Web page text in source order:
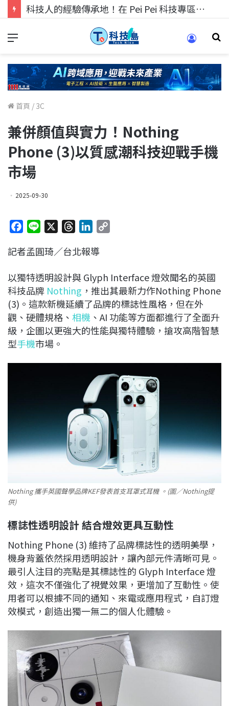
科技人找工作，就到TECH+ 科技專區!
首頁 / 3C
兼併顏值與實力！Nothing
Phone (3)以質感潮科技迎戰手機
市場
2025-09-30
c
b
o
o
k
n
r
a
d
s
n
e
d
I
n
L
i
n
k
記者孟圓琦／台北報導
以獨特透明設計與 Glyph Interface 燈效聞名的英國
科技品牌 Nothing ，推出其最新力作Nothing Phone
(3)。這款新機延續了品牌的標誌性風格，但在外
觀、硬體規格、 相機 、AI 功能等方面都進行了全面升
級，企圖以更強大的性能與獨特體驗，搶攻高階智慧
型手機市場。
Nothing 攜手英國聲學品牌KEF發表首支耳罩式耳機 。(圖／Nothing提
供)
標誌性透明設計 結合燈效更具互動性
Nothing Phone (3) 維持了品牌標誌性的透明美學，
機身背蓋依然採用透明設計，讓內部元件清晰可見。
最引人注目的亮點是其標誌性的 Glyph Interface 燈
效，這次不僅強化了視覺效果，更增加了互動性。使
用者可以根據不同的通知、來電或應用程式，自訂燈
效模式，創造出獨一無二的個人化體驗。